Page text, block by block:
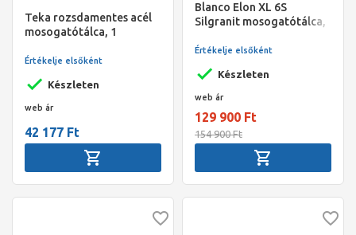
Teka rozsdamentes acél
mosogatótálca, 1
Infinite 1B1D 860x500 mm
Készleten
Értékelje elsőként
web ár
42 177 Ft
Blanco Elon XL 6S
Silgranit mosogatótálca,
Készleten
Értékelje elsőként
web ár
129 900 Ft
154 900 Ft